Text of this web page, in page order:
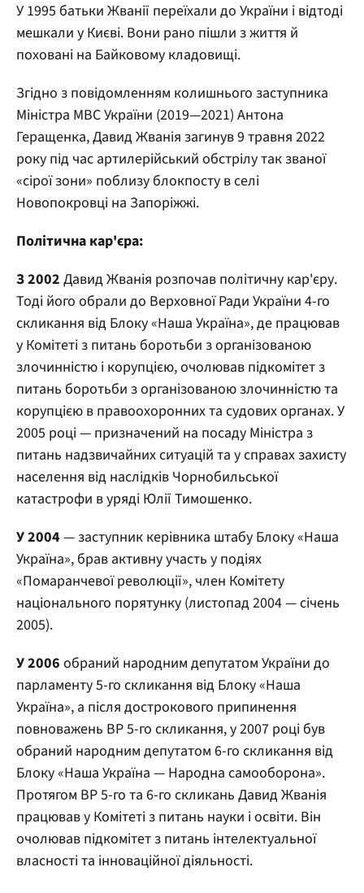
У 1995 батьки Жванії переїхали до України і відтоді
мешкали у Києві. Вони рано пішли з життя й
поховані на Байковому кладовищі.
Згідно з повідомленням колишнього заступника
Міністра МВС України (2019—2021) Антона
Геращенка, Давид Жванія загинув 9 травня 2022
року під час артилерійський обстрілу так званої
«сірої зони» поблизу блокпосту в селі
Новопокровці на Запоріжжі.
Політична кар'єра:
З 2002 Давид Жванія розпочав політичну кар'єру.
Тоді його обрали до Верховної Ради України 4-го
скликання від Блоку «Наша Україна», де працював
у Комітеті з питань боротьби з організованою
злочинністю і корупцією, очолював підкомітет з
питань боротьби з організованою злочинністю та
корупцією в правоохоронних та судових органах. У
2005 році — призначений на посаду Міністра з
питань надзвичайних ситуацій та у справах захисту
населення від наслідків Чорнобильської
катастрофи в уряді Юлії Тимошенко.
У 2004 — заступник керівника штабу Блоку «Наша
Україна», брав активну участь у подіях
«Помаранчевої революції», член Комітету
національного порятунку (листопад 2004 — січень
2005).
У 2006 обраний народним депутатом України до
парламенту 5-го скликання від Блоку «Наша
Україна», а після дострокового припинення
повноважень ВР 5-го скликання, у 2007 році був
обраний народним депутатом 6-го скликання від
Блоку «Наша Україна — Народна самооборона».
Протягом ВР 5-го та 6-го скликань Давид Жванія
працював у Комітеті з питань науки і освіти. Він
очолював підкомітет з питань інтелектуальної
власності та інноваційної діяльності.